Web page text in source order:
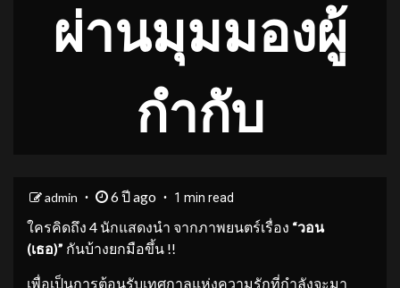
ผ่านมุมมองผู้
กำกับ
admin 6 ปี ago 1 min read
ใครคิดถึง 4 นักแสดงนำ จากภาพยนตร์เรื่อง “วอน
(เธอ)” กันบ้างยกมือขึ้น !!
เพื่อเป็นการต้อนรับเทศกาลแห่งความรักที่กำลังจะมา